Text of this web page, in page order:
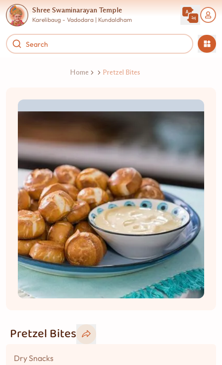
Shree Swaminarayan Temple
Karelibaug - Vadodara | Kundaldham
Home Pretzel Bites
Pretzel Bites
Dry Snacks